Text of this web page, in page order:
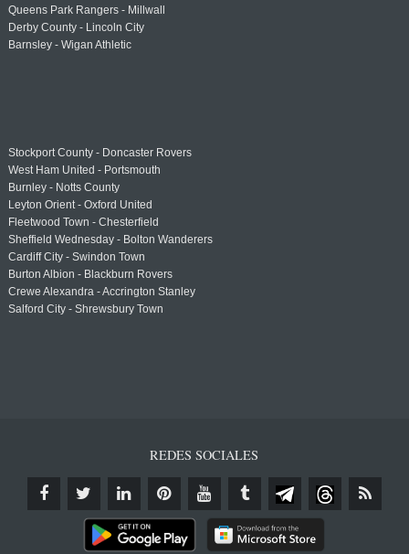
Queens Park Rangers - Millwall
Derby County - Lincoln City
Barnsley - Wigan Athletic
Stockport County - Doncaster Rovers
West Ham United - Portsmouth
Burnley - Notts County
Leyton Orient - Oxford United
Fleetwood Town - Chesterfield
Sheffield Wednesday - Bolton Wanderers
Cardiff City - Swindon Town
Burton Albion - Blackburn Rovers
Crewe Alexandra - Accrington Stanley
Salford City - Shrewsbury Town
REDES SOCIALES